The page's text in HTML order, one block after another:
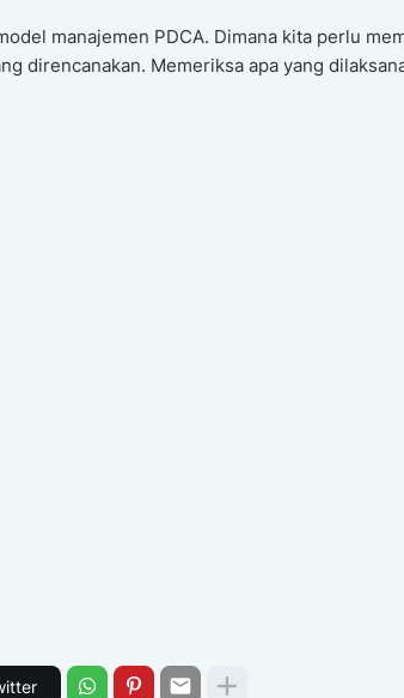
manajemen PDCA. Dimana kita perlu
direncanakan. Memeriksa apa yang